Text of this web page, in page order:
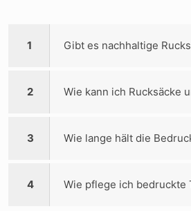
1 Gibt es nachhaltige
2 Wie kann ich Rucksäcke
3 Wie lange hält die
4 Wie pflege ich bedruckte